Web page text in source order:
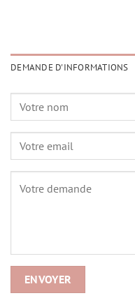
DEMANDE D'INFORMATIONS